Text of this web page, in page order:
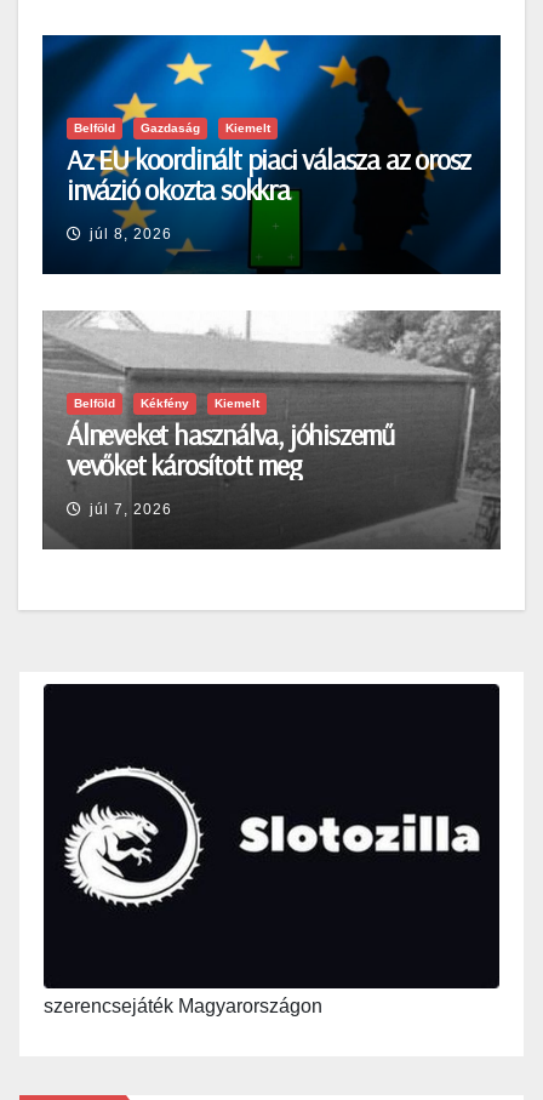
Belföld Gazdaság Kiemelt
Az EU koordinált piaci válasza az orosz
invázió okozta sokkra
júl 8, 2026
Belföld Kékfény Kiemelt
Álneveket használva, jóhiszemű
vevőket károsított meg
júl 7, 2026
szerencsejáték Magyarországon